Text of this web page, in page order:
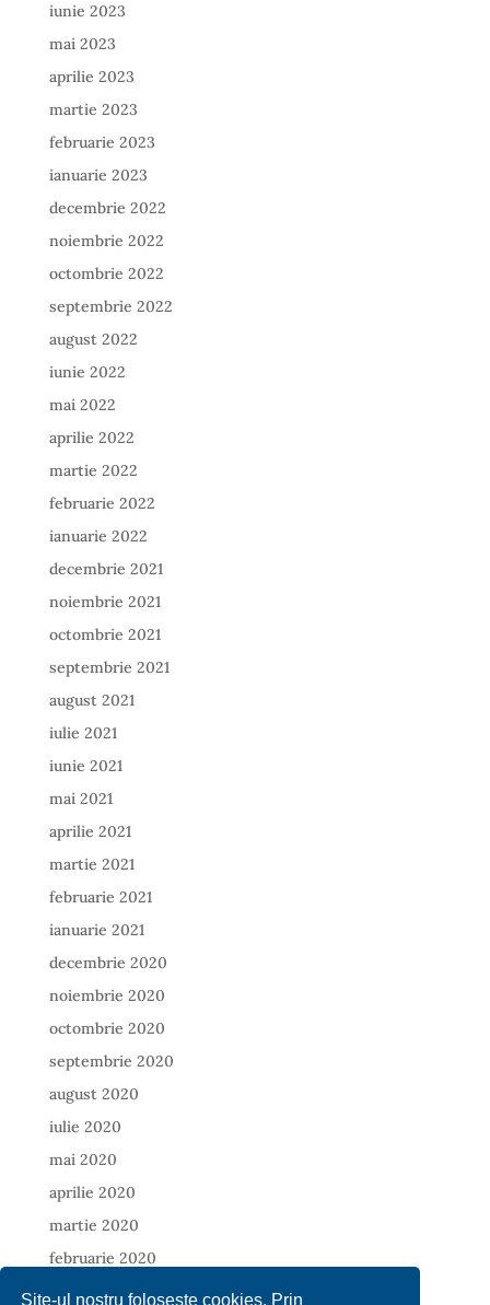
Site-ul nostru foloseste cookies. Prin
iunie 2023
mai 2023
aprilie 2023
martie 2023
februarie 2023
ianuarie 2023
decembrie 2022
noiembrie 2022
octombrie 2022
septembrie 2022
august 2022
iunie 2022
mai 2022
aprilie 2022
martie 2022
februarie 2022
ianuarie 2022
decembrie 2021
noiembrie 2021
octombrie 2021
septembrie 2021
august 2021
iulie 2021
iunie 2021
mai 2021
aprilie 2021
martie 2021
februarie 2021
ianuarie 2021
decembrie 2020
noiembrie 2020
octombrie 2020
septembrie 2020
august 2020
iulie 2020
mai 2020
aprilie 2020
martie 2020
februarie 2020
ianuarie 2020